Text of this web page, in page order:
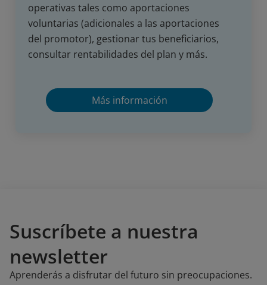
operativas tales como aportaciones
voluntarias (adicionales a las aportaciones
del promotor), gestionar tus beneficiarios,
consultar rentabilidades del plan y más.
Más información
Suscríbete a nuestra
newsletter
Aprenderás a disfrutar del futuro sin preocupaciones.